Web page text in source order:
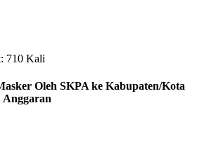
710 Kali
Oleh SKPA ke Kabupaten/Kota
Anggaran